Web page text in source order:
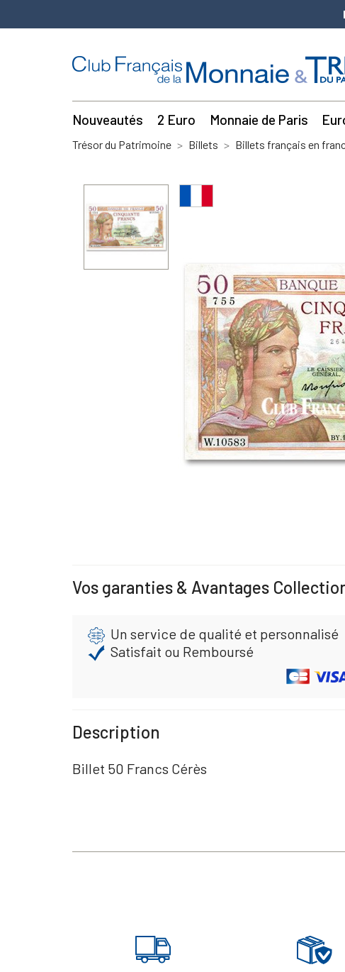
Nouveautés 2 Euro Monnaie de Paris
Trésor du Patrimoine Billets Billets français en
Vos garanties & Avantages
Un service de qualité et personnalisé
Satisfait ou Remboursé
Description
Billet 50 Francs Cérès